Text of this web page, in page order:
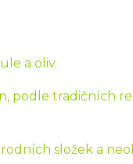
a oliv.
podle tradičních
složek a